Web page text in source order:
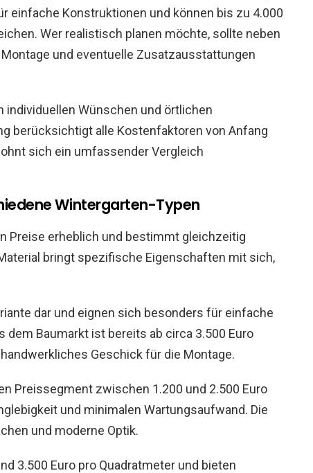
einfache Konstruktionen und können bis zu 4.000
Wer realistisch planen möchte, sollte neben
und eventuelle Zusatzausstattungen
individuellen Wünschen und örtlichen
berücksichtigt alle Kostenfaktoren von Anfang
sich ein umfassender Vergleich
Wintergarten-Typen
Preise erheblich und bestimmt gleichzeitig
bringt spezifische Eigenschaften mit sich,
dar und eignen sich besonders für einfache
Baumarkt ist bereits ab circa 3.500 Euro
Geschick für die Montage.
Preissegment zwischen 1.200 und 2.500 Euro
und minimalen Wartungsaufwand. Die
und moderne Optik.
3.500 Euro pro Quadratmeter und bieten